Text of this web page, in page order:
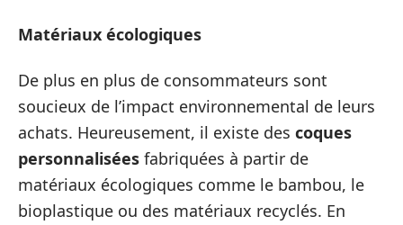
Matériaux écologiques
De plus en plus de consommateurs sont
soucieux de l’impact environnemental de leurs
achats. Heureusement, il existe des coques
personnalisées fabriquées à partir de
matériaux écologiques comme le bambou, le
bioplastique ou des matériaux recyclés. En